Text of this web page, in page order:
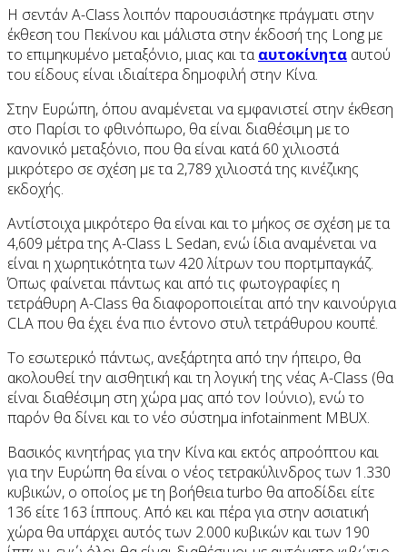
Η σεντάν Α-Class λοιπόν παρουσιάστηκε πράγματι στην
έκθεση του Πεκίνου και μάλιστα στην έκδοσή της Long με
το επιμηκυμένο μεταξόνιο, μιας και τααυτοκίνητα αυτού
του είδους είναι ιδιαίτερα δημοφιλή στην Κίνα.
Στην Ευρώπη, όπου αναμένεται να εμφανιστεί στην έκθεση
στο Παρίσι το φθινόπωρο, θα είναι διαθέσιμη με το
κανονικό μεταξόνιο, που θα είναι κατά 60 χιλιοστά
μικρότερο σε σχέση με τα 2,789 χιλιοστά της κινέζικης
εκδοχής.
Αντίστοιχα μικρότερο θα είναι και το μήκος σε σχέση με τα
4,609 μέτρα της A-Class L Sedan, ενώ ίδια αναμένεται να
είναι η χωρητικότητα των 420 λίτρων του πορτμπαγκάζ.
Όπως φαίνεται πάντως και από τις φωτογραφίες η
τετράθυρη A-Class θα διαφοροποιείται από την καινούργια
CLA που θα έχει ένα πιο έντονο στυλ τετράθυρου κουπέ.
Το εσωτερικό πάντως, ανεξάρτητα από την ήπειρο, θα
ακολουθεί την αισθητική και τη λογική της νέας Α-Class (θα
είναι διαθέσιμη στη χώρα μας από τον Ιούνιο), ενώ το
παρόν θα δίνει και το νέο σύστημα infotainment MBUX.
Βασικός κινητήρας για την Κίνα και εκτός απροόπτου και
για την Ευρώπη θα είναι ο νέος τετρακύλινδρος των 1.330
κυβικών, ο οποίος με τη βοήθεια turbo θα αποδίδει είτε
136 είτε 163 ίππους. Από κει και πέρα για στην ασιατική
χώρα θα υπάρχει αυτός των 2.000 κυβικών και των 190